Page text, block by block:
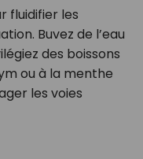
fluidifier les
Buvez de l’eau
des boissons
ou à la menthe
les voies